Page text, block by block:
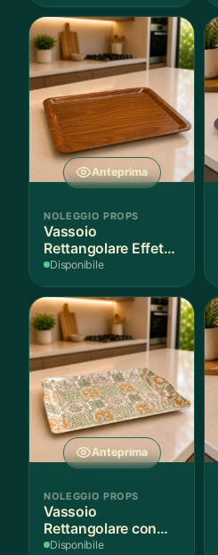
Anteprima
NOLEGGIO PROPS
Vassoio
Rettangolare Effetto
Legno
Disponibile
Anteprima
NOLEGGIO PROPS
Vassoio
Rettangolare con
Fantasia
Disponibile